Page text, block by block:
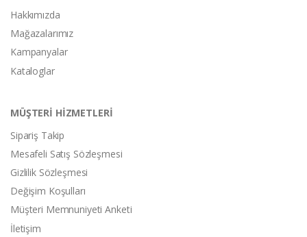
Hakkımızda
Mağazalarımız
Kampanyalar
Kataloglar
MÜŞTERİ HİZMETLERİ
Sipariş Takip
Mesafeli Satış Sözleşmesi
Gizlilik Sözleşmesi
Değişim Koşulları
Müşteri Memnuniyeti Anketi
İletişim